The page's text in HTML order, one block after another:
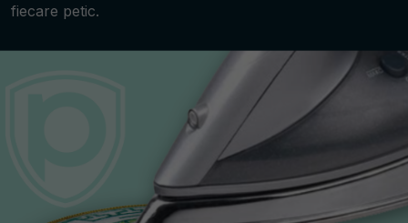
fiecare petic.